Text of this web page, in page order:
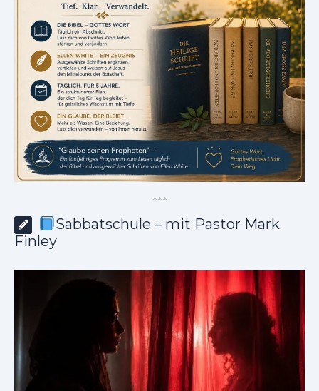
***
Sabbatschule – mit Pastor Mark
Finley